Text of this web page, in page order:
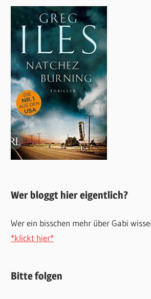
Wer bloggt hier eigentlich?
Wer ein bisschen mehr über Gabi
*klickt hier*
Bitte folgen